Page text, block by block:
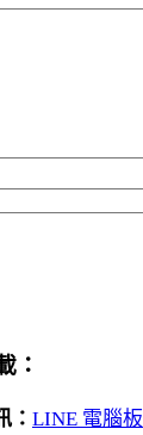
：
： LINE 電腦板